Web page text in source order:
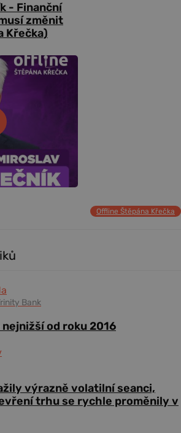
- Finanční
změnit
Křečka)
Offline Štěpána Křečka
Bank
od roku 2016
výrazně volatilní seanci,
trhu se rychle proměnily v